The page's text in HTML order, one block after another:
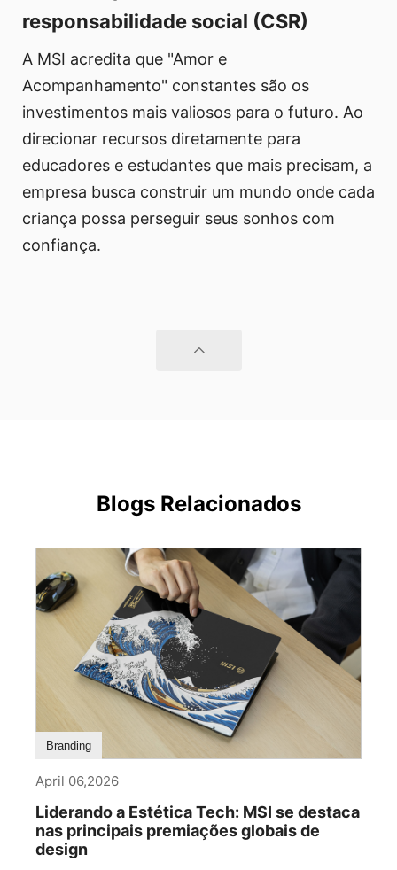
responsabilidade social (CSR)
A MSI acredita que "Amor e
Acompanhamento" constantes são os
investimentos mais valiosos para o futuro. Ao
direcionar recursos diretamente para
educadores e estudantes que mais precisam, a
empresa busca construir um mundo onde cada
criança possa perseguir seus sonhos com
confiança.
Blogs Relacionados
Branding
April 06,2026
Liderando a Estética Tech: MSI se destaca
nas principais premiações globais de
design